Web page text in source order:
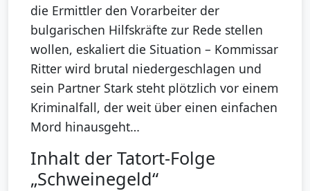
die Ermittler den Vorarbeiter der
bulgarischen Hilfskräfte zur Rede stellen
wollen, eskaliert die Situation – Kommissar
Ritter wird brutal niedergeschlagen und
sein Partner Stark steht plötzlich vor einem
Kriminalfall, der weit über einen einfachen
Mord hinausgeht…
Inhalt der Tatort-Folge
„Schweinegeld“